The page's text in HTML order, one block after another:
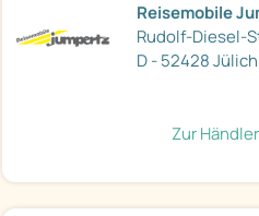
Reisemobile
Rudolf-Diesel-
D - 52428 Jülich
Zur